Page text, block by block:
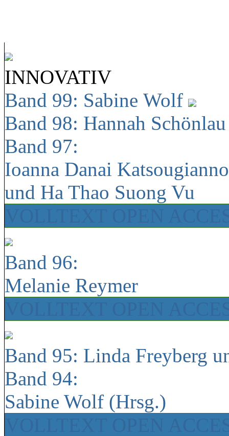
INNOVATIV
Band 99: Sabine Wolf
Band 98: Hannah
Band 97:
Ioanna Danai
und Ha Thao Suong Vu
Band 96:
Melanie Reymer
Band 95: Linda Freyberg
Band 94:
Sabine Wolf (Hrsg.)